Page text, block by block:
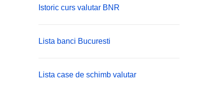
Istoric curs valutar BNR
Lista banci Bucuresti
Lista case de schimb valutar